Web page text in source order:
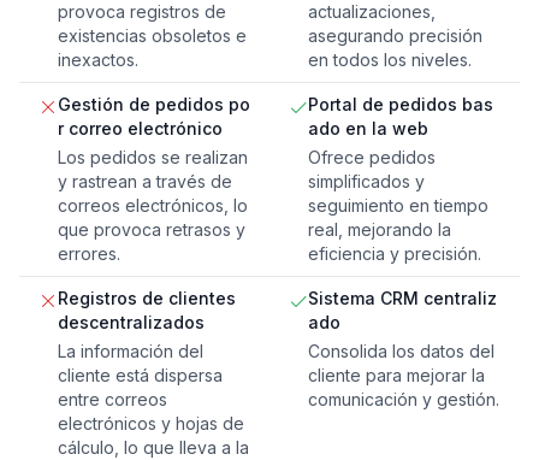
provoca registros de
existencias obsoletos e
inexactos.
actualizaciones,
asegurando precisión
en todos los niveles.
Gestión de pedidos po
r correo electrónico
Los pedidos se realizan
y rastrean a través de
correos electrónicos, lo
que provoca retrasos y
errores.
Portal de pedidos bas
ado en la web
Ofrece pedidos
simplificados y
seguimiento en tiempo
real, mejorando la
eficiencia y precisión.
Registros de clientes
descentralizados
La información del
cliente está dispersa
entre correos
electrónicos y hojas de
cálculo, lo que lleva a la
Sistema CRM centraliz
ado
Consolida los datos del
cliente para mejorar la
comunicación y gestión.